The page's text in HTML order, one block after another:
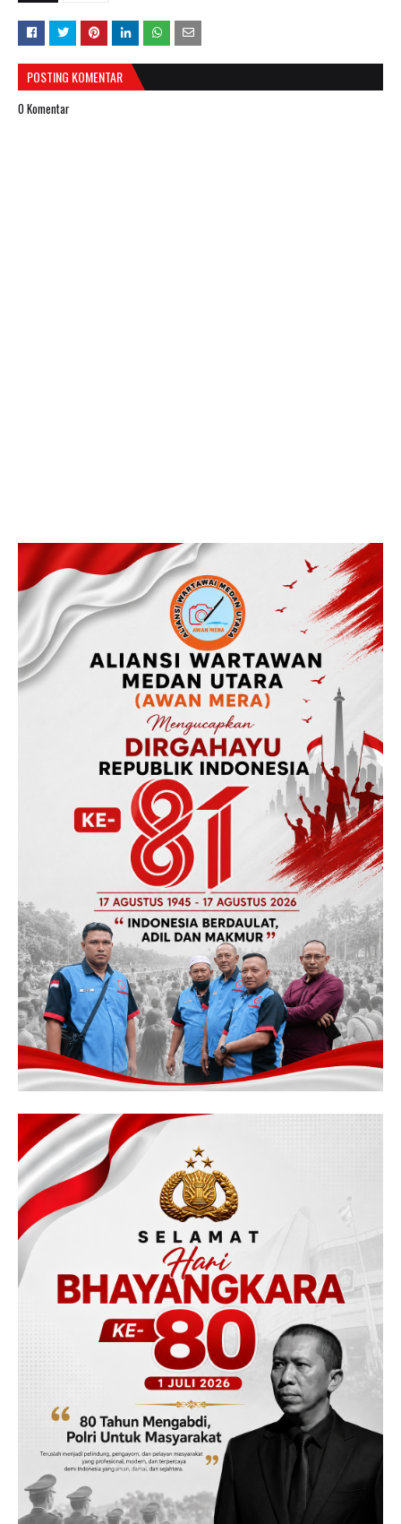
POSTING KOMENTAR
0 Komentar